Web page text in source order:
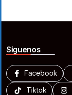
Síguenos
Facebook
Tiktok